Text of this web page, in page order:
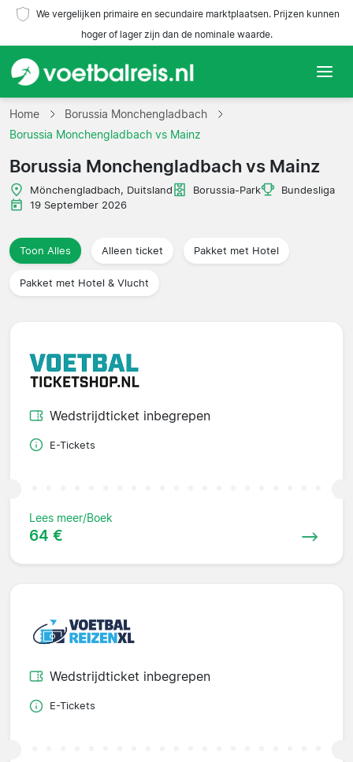
We vergelijken primaire en secundaire marktplaatsen. Prijzen kunnen
hoger of lager zijn dan de nominale waarde.
Home
Competities
Home
Borussia Monchengladbach
Borussia Monchengladbach vs Mainz
Borussia Monchengladbach vs Mainz
Mönchengladbach, Duitsland Borussia-Park
Bundesliga
19 September 2026
Toon Alles Alleen ticket Pakket met Hotel
Pakket met Hotel & Vlucht
Wedstrijdticket inbegrepen
E-Tickets
Lees meer/Boek
64 €
Wedstrijdticket inbegrepen
E-Tickets